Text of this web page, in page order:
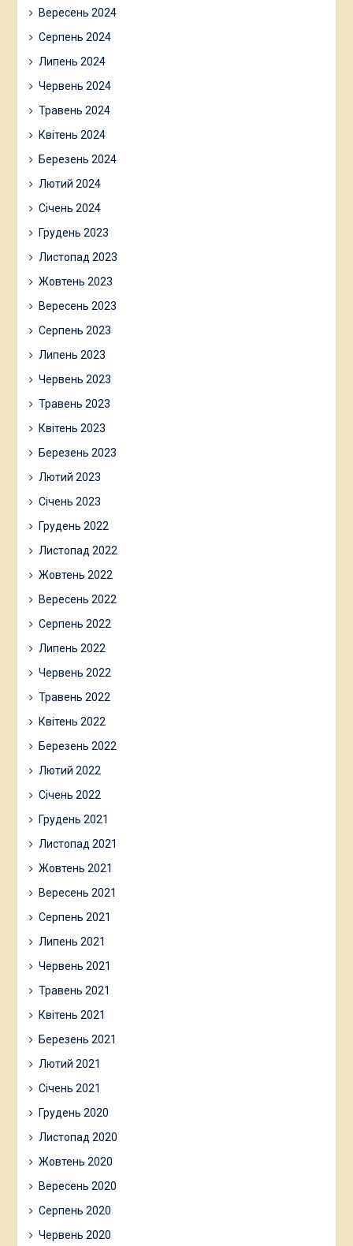
Вересень 2024
Серпень 2024
Липень 2024
Червень 2024
Травень 2024
Квітень 2024
Березень 2024
Лютий 2024
Січень 2024
Грудень 2023
Листопад 2023
Жовтень 2023
Вересень 2023
Серпень 2023
Липень 2023
Червень 2023
Травень 2023
Квітень 2023
Березень 2023
Лютий 2023
Січень 2023
Грудень 2022
Листопад 2022
Жовтень 2022
Вересень 2022
Серпень 2022
Липень 2022
Червень 2022
Травень 2022
Квітень 2022
Березень 2022
Лютий 2022
Січень 2022
Грудень 2021
Листопад 2021
Жовтень 2021
Вересень 2021
Серпень 2021
Липень 2021
Червень 2021
Травень 2021
Квітень 2021
Березень 2021
Лютий 2021
Січень 2021
Грудень 2020
Листопад 2020
Жовтень 2020
Вересень 2020
Серпень 2020
Червень 2020